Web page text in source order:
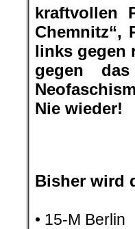
kraftvollen
Chemnitz“,
links gegen
gegen
Nie wieder!
Bisher wird
• 15-M Berlin